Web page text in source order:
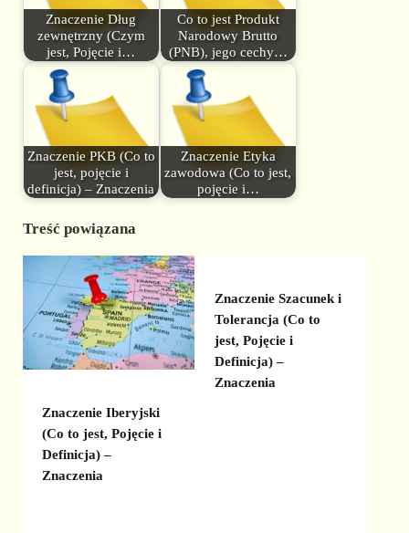
Znaczenie Dług
zewnętrzny (Czym
jest, Pojęcie i…
Co to jest Produkt
Narodowy Brutto
(PNB), jego cechy…
Znaczenie PKB (Co to
jest, pojęcie i
definicja) – Znaczenia
Znaczenie Etyka
zawodowa (Co to jest,
pojęcie i…
Treść powiązana
Znaczenie Iberyjski
(Co to jest, Pojęcie i
Definicja) –
Znaczenia
Znaczenie Szacunek i
Tolerancja (Co to
jest, Pojęcie i
Definicja) –
Znaczenia